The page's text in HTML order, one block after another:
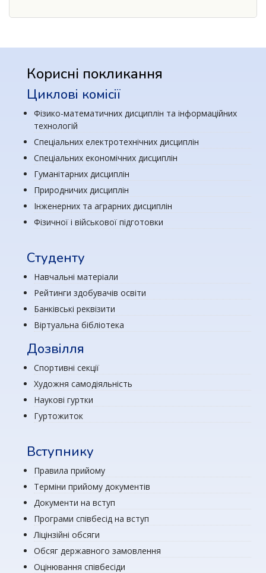
Корисні покликання
Циклові комісії
Фізико-математичних дисциплін та інформаційних
технологій
Спеціальних електротехнічних дисциплін
Спеціальних економічних дисциплін
Гуманітарних дисциплін
Природничих дисциплін
Інженерних та аграрних дисциплін
Фізичної і військової підготовки
Студенту
Навчальні матеріали
Рейтинги здобувачів освіти
Банківські реквізити
Віртуальна бібліотека
Дозвілля
Спортивні секції
Художня самодіяльність
Наукові гуртки
Гуртожиток
Вступнику
Правила прийому
Терміни прийому документів
Документи на вступ
Програми співбесід на вступ
Ліцінзійні обсяги
Обсяг державного замовлення
Оцінювання співбесіди